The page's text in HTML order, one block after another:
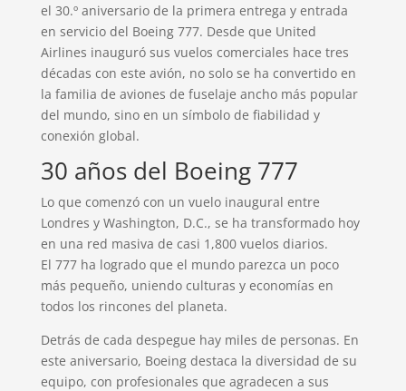
el 30.º aniversario de la primera entrega y entrada
en servicio del Boeing 777. Desde que United
Airlines inauguró sus vuelos comerciales hace tres
décadas con este avión, no solo se ha convertido en
la familia de aviones de fuselaje ancho más popular
del mundo, sino en un símbolo de fiabilidad y
conexión global.
30 años del Boeing 777
Lo que comenzó con un vuelo inaugural entre
Londres y Washington, D.C., se ha transformado hoy
en una red masiva de casi 1,800 vuelos diarios.
El 777 ha logrado que el mundo parezca un poco
más pequeño, uniendo culturas y economías en
todos los rincones del planeta.
Detrás de cada despegue hay miles de personas. En
este aniversario, Boeing destaca la diversidad de su
equipo, con profesionales que agradecen a sus